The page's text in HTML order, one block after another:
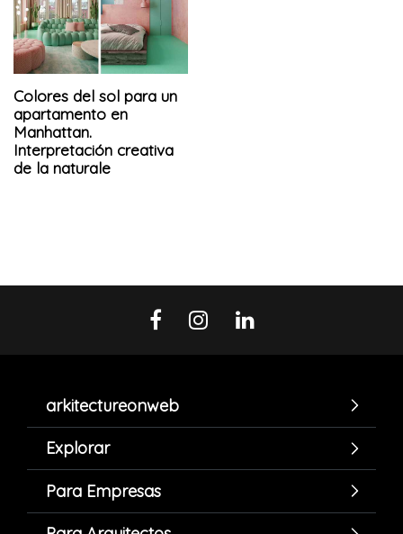
Colores del sol para un
apartamento en
Manhattan.
Interpretación creativa
de la naturale
arkitectureonweb
Explorar
Para Empresas